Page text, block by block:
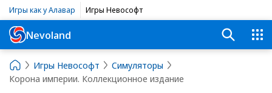
Игры как у Алавар Игры Невософт
Nevoland
Игры Невософт
Симуляторы
Корона империи. Коллекционное издание